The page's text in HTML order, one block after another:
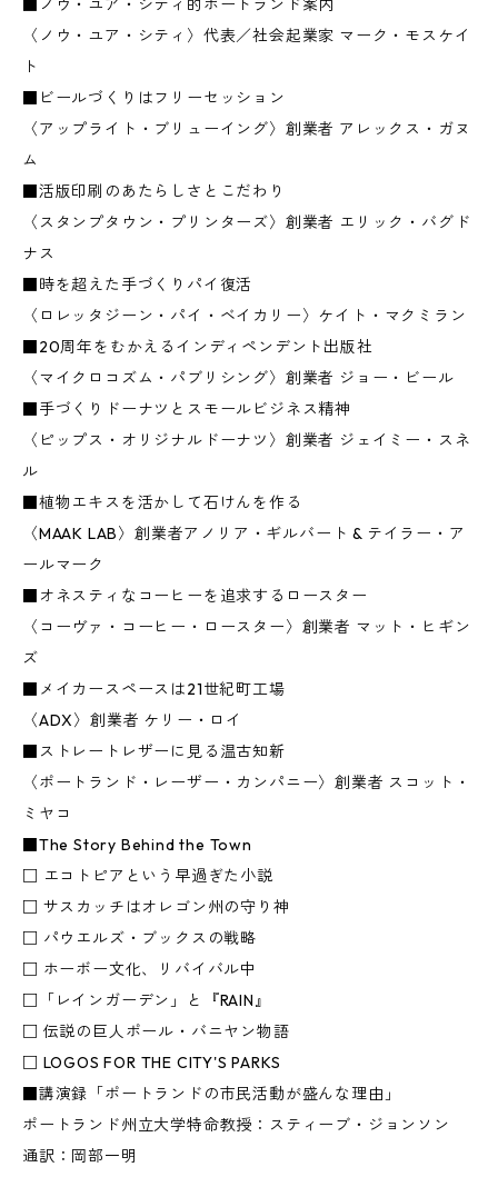
■ノウ・ユア・シティ的ポートランド案内
〈ノウ・ユア・シティ〉代表／社会起業家 マーク・モスケイ
ト
■ビールづくりはフリーセッション
〈アップライト・ブリューイング〉創業者 アレックス・ガヌ
ム
■活版印刷のあたらしさとこだわり
〈スタンプタウン・プリンターズ〉創業者 エリック・バグド
ナス
■時を超えた手づくりパイ復活
〈ロレッタジーン・パイ・ベイカリー〉ケイト・マクミラン
■20周年をむかえるインディペンデント出版社
〈マイクロコズム・パブリシング〉創業者 ジョー・ビール
■手づくりドーナツとスモールビジネス精神
〈ピップス・オリジナルドーナツ〉創業者 ジェイミー・スネ
ル
■植物エキスを活かして石けんを作る
〈MAAK LAB〉創業者アノリア・ギルバート & テイラー・ア
ールマーク
■オネスティなコーヒーを追求するロースター
〈コーヴァ・コーヒー・ロースター〉創業者 マット・ヒギン
ズ
■メイカースペースは21世紀町工場
〈ADX〉創業者 ケリー・ロイ
■ストレートレザーに見る温古知新
〈ポートランド・レーザー・カンパニー〉創業者 スコット・
ミヤコ
■The Story Behind the Town
□ エコトピアという早過ぎた小説
□ サスカッチはオレゴン州の守り神
□ パウエルズ・ブックスの戦略
□ ホーボー文化、リバイバル中
□「レインガーデン」と『RAIN』
□ 伝説の巨人ポール・バニヤン物語
□ LOGOS FOR THE CITY'S PARKS
■講演録「ポートランドの市民活動が盛んな理由」
ポートランド州立大学特命教授：スティーブ・ジョンソン
通訳：岡部一明